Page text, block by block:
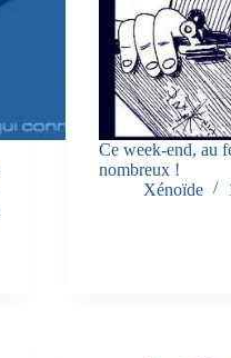
Ce week-end, au
nombreux !
Xénoïde